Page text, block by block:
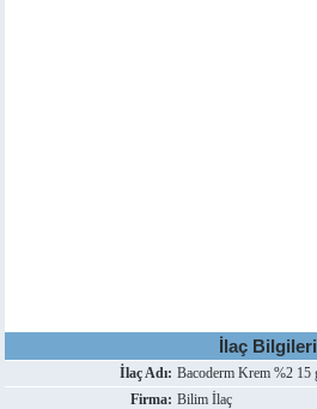
İlaç Bilgileri
İlaç Adı: Bacoderm Krem %2 15
Firma: Bilim İlaç